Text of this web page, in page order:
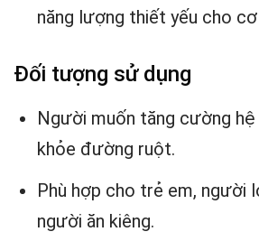
năng lượng thiết yếu cho
Đối tượng sử dụng
Người muốn tăng cường
khỏe đường ruột.
Phù hợp cho trẻ em, người
người ăn kiêng.